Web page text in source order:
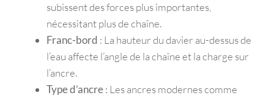
subissent des forces plus importantes,
nécessitant plus de chaîne.
Franc-bord : La hauteur du davier au-dessus de
l’eau affecte l’angle de la chaîne et la charge sur
l’ancre.
Type d’ancre: Les ancres modernes comme